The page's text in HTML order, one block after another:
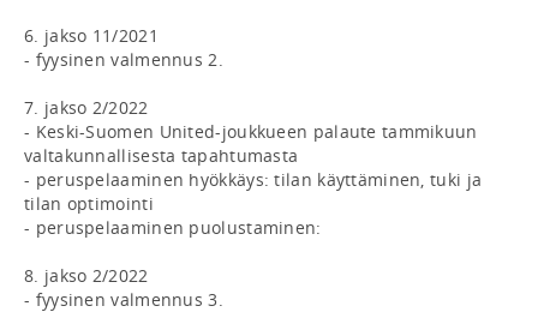
6. jakso 11/2021
- fyysinen valmennus 2.
7. jakso 2/2022
- Keski-Suomen United-joukkueen palaute tammikuun
valtakunnallisesta tapahtumasta
- peruspelaaminen hyökkäys: tilan käyttäminen, tuki ja
tilan optimointi
- peruspelaaminen puolustaminen:
8. jakso 2/2022
- fyysinen valmennus 3.